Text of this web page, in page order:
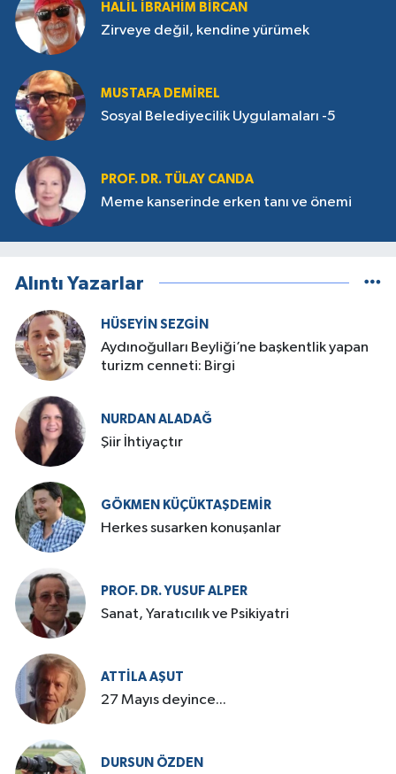
HALIL İBRAHIM BIRCAN
Zirveye değil, kendine yürümek
MUSTAFA DEMIREL
Sosyal Belediyecilik Uygulamaları -5
PROF. DR. TÜLAY CANDA
Meme kanserinde erken tanı ve önemi
Alıntı Yazarlar
HÜSEYIN SEZGIN
Aydınoğulları Beyliği’ne başkentlik yapan
turizm cenneti: Birgi
NURDAN ALADAĞ
Şiir İhtiyaçtır
GÖKMEN KÜÇÜKTAŞDEMIR
Herkes susarken konuşanlar
PROF. DR. YUSUF ALPER
Sanat, Yaratıcılık ve Psikiyatri
ATTILA AŞUT
27 Mayıs deyince...
DURSUN ÖZDEN